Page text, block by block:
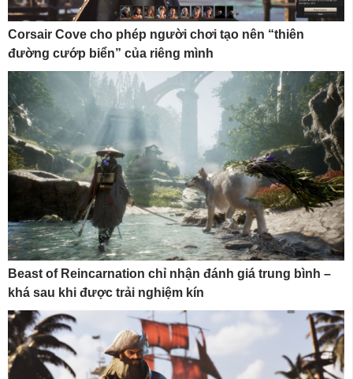
Corsair Cove cho phép người chơi tạo nên “thiên
đường cướp biển” của riêng mình
Beast of Reincarnation chỉ nhận đánh giá trung bình –
khá sau khi được trải nghiệm kín